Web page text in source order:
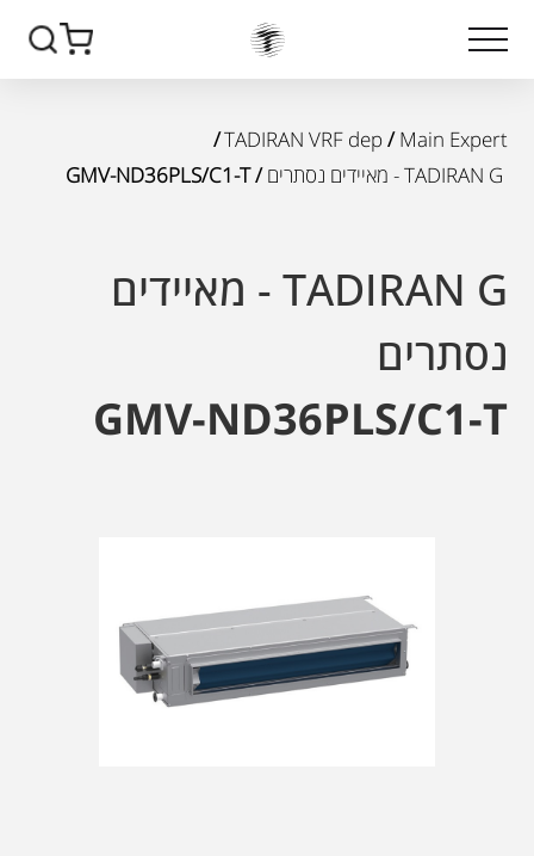
Main Expert
/
TADIRAN VRF dep
/
TADIRAN G - מאיידים נסתרים
/ GMV-ND36PLS/C1-T
TADIRAN G - מאיידים
נסתרים
GMV-ND36PLS/C1-T